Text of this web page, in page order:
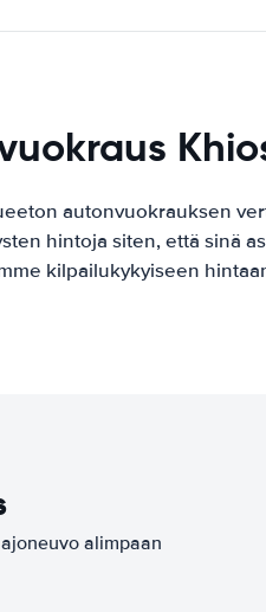
autonvuokrauksen
hintoja siten, että sinä
kilpailukykyiseen
alimpaan